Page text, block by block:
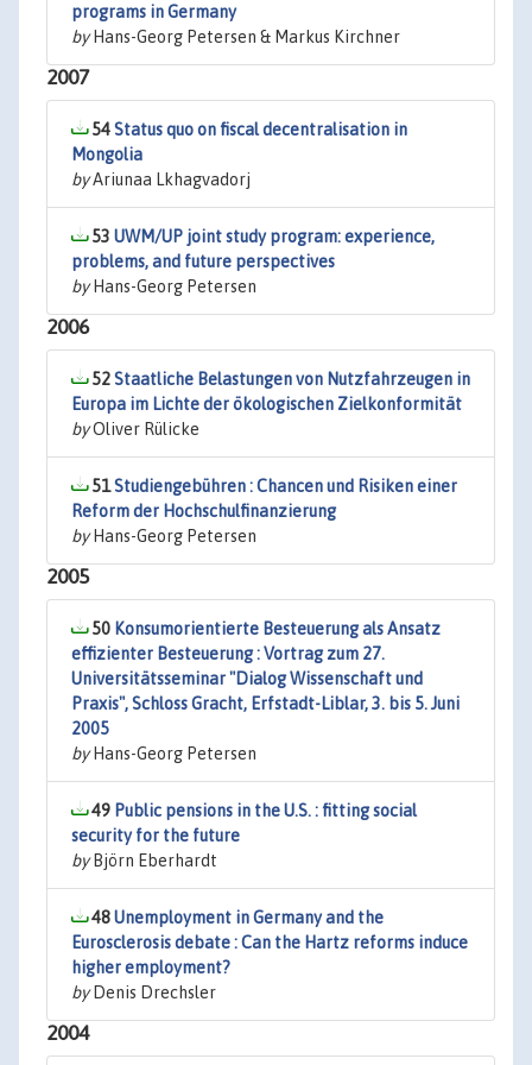
programs in Germany
byHans-Georg Petersen & Markus Kirchner
2007
54Status quo on fiscal decentralisation in
Mongolia
byAriunaa Lkhagvadorj
53 UWM/UP joint study program: experience,
problems, and future perspectives
byHans-Georg Petersen
2006
52Staatliche Belastungen von Nutzfahrzeugen in
Europa im Lichte der ökologischen Zielkonformität
byOliver Rülicke
51Studiengebühren : Chancen und Risiken einer
Reform der Hochschulfinanzierung
byHans-Georg Petersen
2005
50 Konsumorientierte Besteuerung als Ansatz
effizienter Besteuerung : Vortrag zum 27.
Universitätsseminar "Dialog Wissenschaft und
Praxis", Schloss Gracht, Erfstadt-Liblar, 3. bis 5. Juni
2005
byHans-Georg Petersen
49 Public pensions in the U.S. : fitting social
security for the future
byBjörn Eberhardt
48Unemployment in Germany and the
Eurosclerosis debate : Can the Hartz reforms induce
higher employment?
byDenis Drechsler
2004